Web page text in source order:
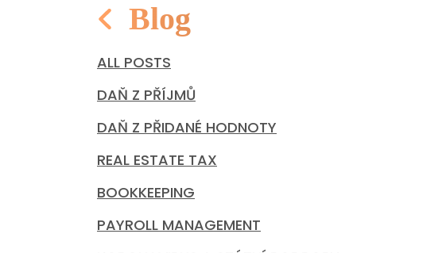
Blog
ALL POSTS
DAŇ Z PŘÍJMŮ
DAŇ Z PŘIDANÉ HODNOTY
REAL ESTATE TAX
BOOKKEEPING
PAYROLL MANAGEMENT